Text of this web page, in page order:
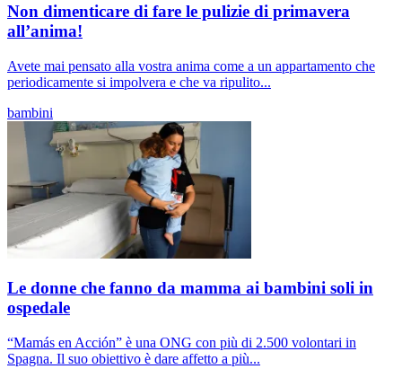
Non dimenticare di fare le pulizie di primavera
all’anima!
Avete mai pensato alla vostra anima come a un appartamento che
periodicamente si impolvera e che va ripulito...
bambini
Le donne che fanno da mamma ai bambini soli in
ospedale
“Mamás en Acción” è una ONG con più di 2.500 volontari in
Spagna. Il suo obiettivo è dare affetto a più...